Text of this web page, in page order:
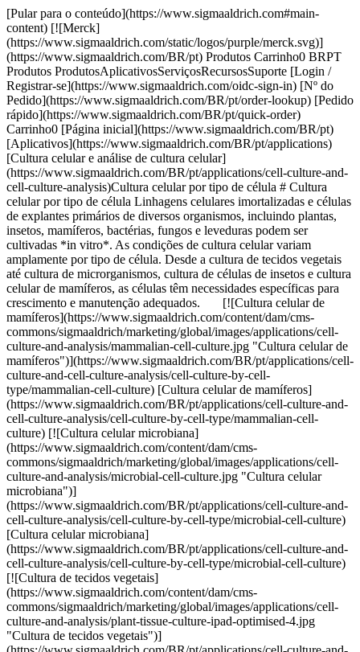
[Pular para o conteúdo](https://www.sigmaaldrich.com#main-
content) [![Merck]
(https://www.sigmaaldrich.com/static/logos/purple/merck.svg)]
(https://www.sigmaaldrich.com/BR/pt) Produtos Carrinho0 BRPT
Produtos ProdutosAplicativosServiçosRecursosSuporte [Login /
Registrar-se](https://www.sigmaaldrich.com/oidc-sign-in) [Nº do
Pedido](https://www.sigmaaldrich.com/BR/pt/order-lookup) [Pedido
rápido](https://www.sigmaaldrich.com/BR/pt/quick-order)
Carrinho0 [Página inicial](https://www.sigmaaldrich.com/BR/pt)
[Aplicativos](https://www.sigmaaldrich.com/BR/pt/applications)
[Cultura celular e análise de cultura celular]
(https://www.sigmaaldrich.com/BR/pt/applications/cell-culture-and-
cell-culture-analysis)Cultura celular por tipo de célula # Cultura
celular por tipo de célula Linhagens celulares imortalizadas e células
de explantes primários de diversos organismos, incluindo plantas,
insetos, mamíferos, bactérias, fungos e leveduras podem ser
cultivadas *in vitro*. As condições de cultura celular variam
amplamente por tipo de célula. Desde a cultura de tecidos vegetais
até cultura de microrganismos, cultura de células de insetos e cultura
celular de mamíferos, as células têm necessidades específicas para
crescimento e manutenção adequados. [![Cultura celular de
mamíferos](https://www.sigmaaldrich.com/content/dam/cms-
commons/sigmaaldrich/marketing/global/images/applications/cell-
culture-and-analysis/mammalian-cell-culture.jpg "Cultura celular de
mamíferos")](https://www.sigmaaldrich.com/BR/pt/applications/cell-
culture-and-cell-culture-analysis/cell-culture-by-cell-
type/mammalian-cell-culture) [Cultura celular de mamíferos]
(https://www.sigmaaldrich.com/BR/pt/applications/cell-culture-and-
cell-culture-analysis/cell-culture-by-cell-type/mammalian-cell-
culture) [![Cultura celular microbiana]
(https://www.sigmaaldrich.com/content/dam/cms-
commons/sigmaaldrich/marketing/global/images/applications/cell-
culture-and-analysis/microbial-cell-culture.jpg "Cultura celular
microbiana")]
(https://www.sigmaaldrich.com/BR/pt/applications/cell-culture-and-
cell-culture-analysis/cell-culture-by-cell-type/microbial-cell-culture)
[Cultura celular microbiana]
(https://www.sigmaaldrich.com/BR/pt/applications/cell-culture-and-
cell-culture-analysis/cell-culture-by-cell-type/microbial-cell-culture)
[![Cultura de tecidos vegetais]
(https://www.sigmaaldrich.com/content/dam/cms-
commons/sigmaaldrich/marketing/global/images/applications/cell-
culture-and-analysis/plant-tissue-culture-ipad-optimised-4.jpg
"Cultura de tecidos vegetais")]